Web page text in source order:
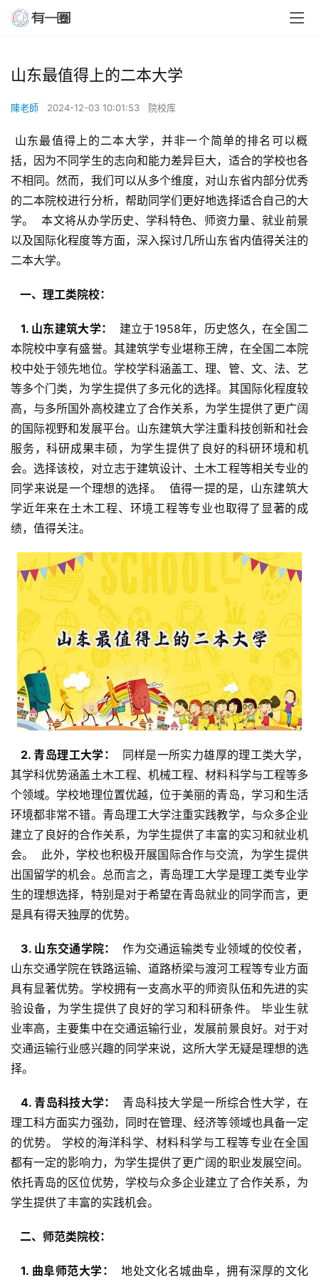
山东最值得上的二本大学
陳老師 2024-12-03 10:01:53 院校库
括，因为不同学生的志向和能力差异巨大，适合的学校也各
不相同。然而，我们可以从多个维度，对山东省内部分优秀
的二本院校进行分析，帮助同学们更好地选择适合自己的大
学。  本文将从办学历史、学科特色、师资力量、就业前景
以及国际化程度等方面，深入探讨几所山东省内值得关注的
二本大学。
  一、理工类院校：
  1. 山东建筑大学：
建立于1958年，历史悠久，在全国二
本院校中享有盛誉。其建筑学专业堪称王牌，在全国二本院
校中处于领先地位。学校学科涵盖工、理、管、文、法、艺
等多个门类，为学生提供了多元化的选择。其国际化程度较
高，与多所国外高校建立了合作关系，为学生提供了更广阔
的国际视野和发展平台。山东建筑大学注重科技创新和社会
服务，科研成果丰硕，为学生提供了良好的科研环境和机
会。选择该校，对立志于建筑设计、土木工程等相关专业的
同学来说是一个理想的选择。  值得一提的是，山东建筑大
学近年来在土木工程、环境工程等专业也取得了显著的成
绩，值得关注。
  2. 青岛理工大学：
同样是一所实力雄厚的理工类大学，
其学科优势涵盖土木工程、机械工程、材料科学与工程等多
个领域。学校地理位置优越，位于美丽的青岛，学习和生活
环境都非常不错。青岛理工大学注重实践教学，与众多企业
建立了良好的合作关系，为学生提供了丰富的实习和就业机
会。  此外，学校也积极开展国际合作与交流，为学生提供
出国留学的机会。总而言之，青岛理工大学是理工类专业学
生的理想选择，特别是对于希望在青岛就业的同学而言，更
是具有得天独厚的优势。
  3. 山东交通学院：
作为交通运输类专业领域的佼佼者，
山东交通学院在铁路运输、道路桥梁与渡河工程等专业方面
具有显著优势。学校拥有一支高水平的师资队伍和先进的实
验设备，为学生提供了良好的学习和科研条件。 毕业生就
业率高，主要集中在交通运输行业，发展前景良好。对于对
交通运输行业感兴趣的同学来说，这所大学无疑是理想的选
择。
  4. 青岛科技大学：
青岛科技大学是一所综合性大学，在
理工科方面实力强劲，同时在管理、经济等领域也具备一定
的优势。 学校的海洋科学、材料科学与工程等专业在全国
都有一定的影响力，为学生提供了更广阔的职业发展空间。
依托青岛的区位优势，学校与众多企业建立了合作关系，为
学生提供了丰富的实践机会。
  二、师范类院校：
  1. 曲阜师范大学：
地处文化名城曲阜，拥有深厚的文化